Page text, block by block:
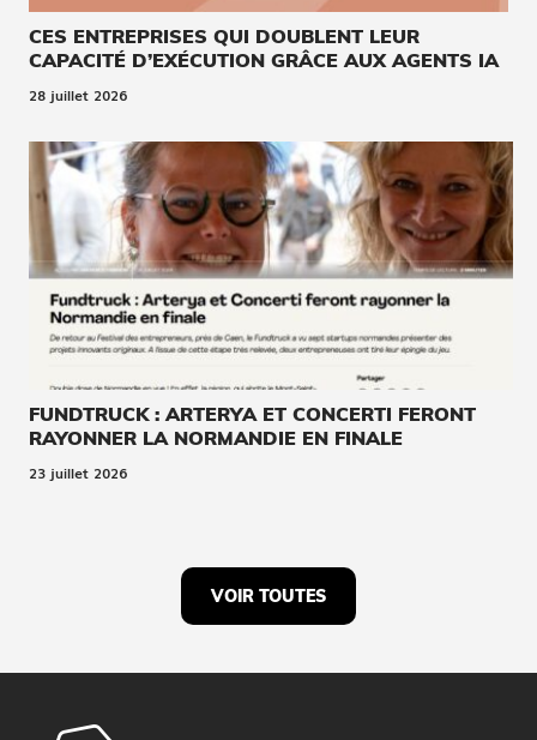
CES ENTREPRISES QUI DOUBLENT LEUR
CAPACITÉ D’EXÉCUTION GRÂCE AUX AGENTS IA
28 juillet 2026
FUNDTRUCK : ARTERYA ET CONCERTI FERONT
RAYONNER LA NORMANDIE EN FINALE
23 juillet 2026
VOIR TOUTES